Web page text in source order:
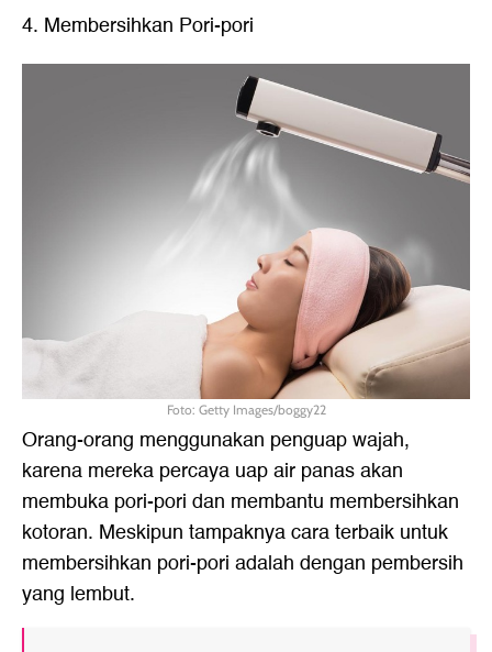
4. Membersihkan Pori-pori
Foto: Getty Images/boggy22
Orang-orang menggunakan penguap wajah,
karena mereka percaya uap air panas akan
membuka pori-pori dan membantu membersihkan
kotoran. Meskipun tampaknya cara terbaik untuk
membersihkan pori-pori adalah dengan pembersih
yang lembut.